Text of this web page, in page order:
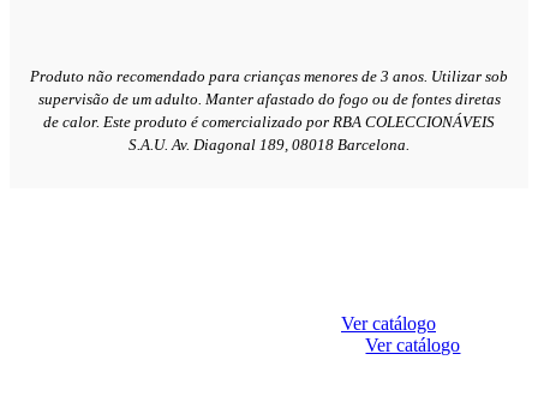
Produto não recomendado para crianças menores de 3 anos. Utilizar sob
supervisão de um adulto. Manter afastado do fogo ou de fontes diretas
de calor. Este produto é comercializado por RBA COLECCIONÁVEIS
S.A.U. Av. Diagonal 189, 08018 Barcelona.
Ver catálogo
Ver catálogo